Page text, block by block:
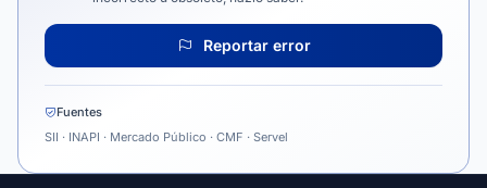
Reportar error
Fuentes
SII · INAPI · Mercado Público · CMF · Servel